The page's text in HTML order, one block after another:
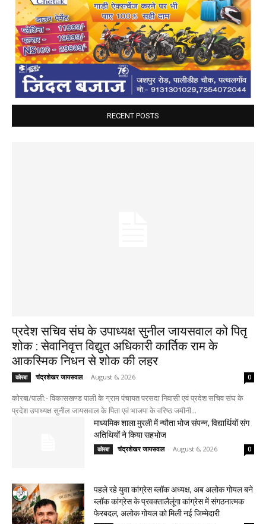
RECENT POSTS
प्रदेश सचिव संघ के उपाध्यक्ष सुनील जायसवाल को पितृ
शोक : सेवानिवृत्त विद्युत अधिकारी कार्तिक राम के
आकस्मिक निधन से शोक की लहर
कोरबा चंद्रशेखर जायसवाल - August 6, 2026 0
कोरबा/पाली:- विकासखण्ड पाली के ग्राम पंचायत परसदा निवासी एवं प्रदेश सचिव संघ के
प्रदेश उपाध्यक्ष सुनील जायसवाल के पिता एवं भाजपा के वरिष्ठ जमीनी...
माध्यमिक शाला मुरली में न्यौता भोज संपन्न, विद्यार्थियों संग
अतिथियों ने किया सहभोज
कोरबा चंद्रशेखर जायसवाल - August 6, 2026 0
पहले रहे युवा कांग्रेस ब्लॉक अध्यक्ष, अब अलोक गोयल बने
ब्लॉक कांग्रेस के प्रवक्तालैलूंगा कांग्रेस में संगठनात्मक
फेरबदल, अलोक गोयल को मिली नई जिम्मेदारी